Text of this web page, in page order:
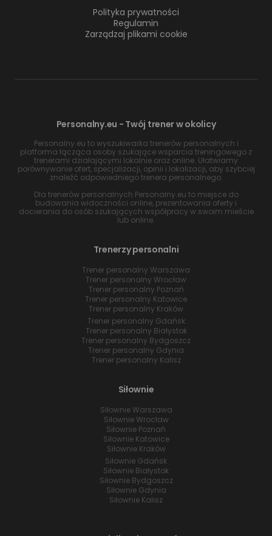
Polityka prywatności
Regulamin
Zarządzaj plikami cookie
Personalny.eu - Twój trener w okolicy
Personalny.eu to wyszukiwarka trenerów personalnych i
platforma łącząca osoby szukające wsparcia treningowego z
trenerami działającymi lokalnie oraz online. Ułatwiamy
porównywanie ofert, specjalizacji, opinii i lokalizacji, aby szybciej
znaleźć odpowiedniego trenera personalnego.
Dla trenerów personalnych Personalny.eu to miejsce do
budowania widoczności online, prezentowania oferty i
docierania do osób szukających współpracy w swoim mieście
lub online.
Trenerzy personalni
Trener personalny Warszawa
Trener personalny Wrocław
Trener personalny Poznań
Trener personalny Katowice
Trener personalny Kraków
Trener personalny Gdańsk
Trener personalny Białystok
Trener personalny Bydgoszcz
Trener personalny Gdynia
Trener personalny Kalisz
Siłownie
Siłownie Warszawa
Siłownie Wrocław
Siłownie Poznań
Siłownie Katowice
Siłownie Kraków
Siłownie Gdańsk
Siłownie Białystok
Siłownie Bydgoszcz
Siłownie Gdynia
Siłownie Kalisz